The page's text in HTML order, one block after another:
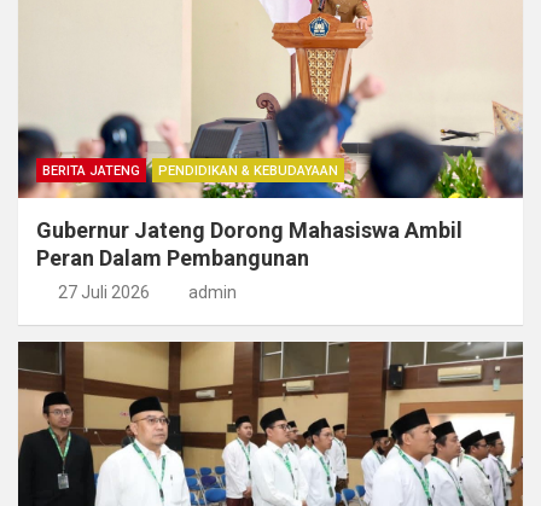
BERITA JATENG PENDIDIKAN & KEBUDAYAAN
Gubernur Jateng Dorong Mahasiswa Ambil
Peran Dalam Pembangunan
27 Juli 2026 admin